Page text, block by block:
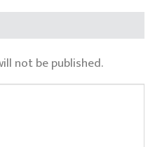
not be published.